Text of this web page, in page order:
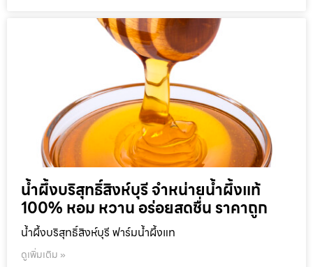
น้ำผึ้งบริสุทธิ์สิงห์บุรี จำหน่ายน้ำผึ้งแท้
100% หอม หวาน อร่อยสดชื่น ราคาถูก
น้ำผึ้งบริสุทธิ์สิงห์บุรี ฟาร์มน้ำผึ้งแท
ดูเพิ่มเติม »